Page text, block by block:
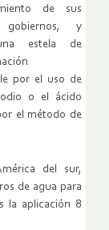
de sus
gobiernos, y
estela de
por el uso de
o el ácido
el método de
del sur,
de agua para
la aplicación 8